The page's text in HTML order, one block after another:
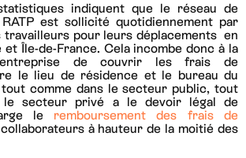
indiquent que le réseau de
est sollicité quotidiennement par
travailleurs pour leurs déplacements en
Île-de-France. Cela incombe donc à la
de couvrir les frais de
le lieu de résidence et le bureau du
comme dans le secteur public, tout
le secteur privé a le devoir légal de
le remboursement des frais de
à hauteur de la moitié des